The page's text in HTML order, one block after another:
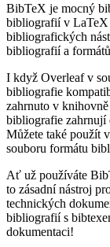
BibTeX je mocný
bibliografií v LaTeX
bibliografických
bibliografií a
I když Overleaf v
bibliografie
zahrnuto v
bibliografie zahrnují
Můžete také použít
souboru formátu
Ať už používáte
to zásadní nástroj
technických
bibliografií s
dokumentaci!